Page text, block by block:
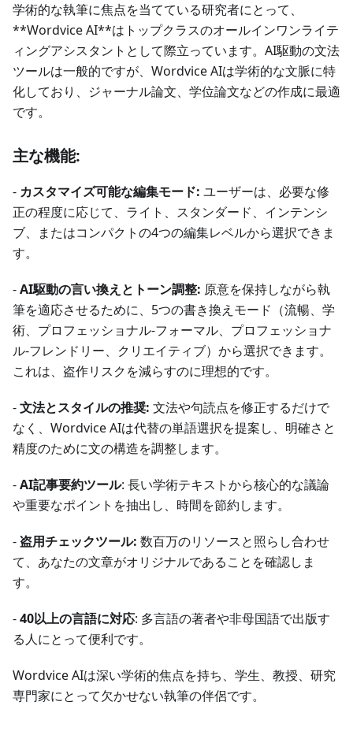
学術的な執筆に焦点を当てている研究者にとって、
**Wordvice AI**はトップクラスのオールインワンライテ
ィングアシスタントとして際立っています。AI駆動の文法
ツールは一般的ですが、Wordvice AIは学術的な文脈に特
化しており、ジャーナル論文、学位論文などの作成に最適
です。
主な機能:
- カスタマイズ可能な編集モード: ユーザーは、必要な修
正の程度に応じて、ライト、スタンダード、インテンシ
ブ、またはコンパクトの4つの編集レベルから選択できま
す。
-AI駆動の言い換えとトーン調整: 原意を保持しながら執
筆を適応させるために、5つの書き換えモード（流暢、学
術、プロフェッショナル-フォーマル、プロフェッショナ
ル-フレンドリー、クリエイティブ）から選択できます。
これは、盗作リスクを減らすのに理想的です。
-文法とスタイルの推奨: 文法や句読点を修正するだけで
なく、Wordvice AIは代替の単語選択を提案し、明確さと
精度のために文の構造を調整します。
-AI記事要約ツール: 長い学術テキストから核心的な議論
や重要なポイントを抽出し、時間を節約します。
-盗用チェックツール: 数百万のリソースと照らし合わせ
て、あなたの文章がオリジナルであることを確認しま
す。
-40以上の言語に対応: 多言語の著者や非母国語で出版す
る人にとって便利です。
Wordvice AIは深い学術的焦点を持ち、学生、教授、研究
専門家にとって欠かせない執筆の伴侶です。